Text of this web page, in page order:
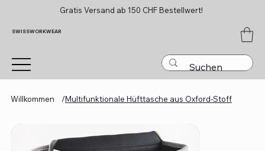
Gratis Versand ab 150 CHF Bestellwert!
SWISSWORKWEAR
Willkommen /Multifunktionale Hüfttasche aus Oxford-Stoff